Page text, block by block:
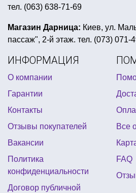
купить лепестки на день
украшение зала на праздник
новогодние костюмы сказочных
купить фольгированные шары
хлопушки для детей
бумажные стаканчики для
подарки на день независимости
шляпы на хэллоуин киев
маленькие воздушные шарики
восточные вечеринки
тел. (063) 638-71-69
Магазин Дарница: Киев, ул.
пассаж", 2-й этаж. тел. (073) 071-
ИНФОРМАЦИЯ
О компании
Гарантии
Контакты
Отзывы покупателей
Вакансии
Политика
конфиденциальности
Договор публичной
Все
FAQ